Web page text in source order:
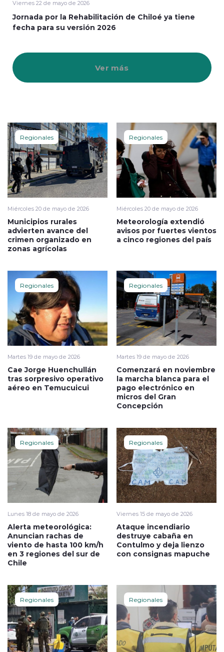
Viernes 22 de mayo de 2026
Jornada por la Rehabilitación de Chiloé ya tiene
fecha para su versión 2026
Ver más
Regionales
Miércoles 20 de mayo de 2026
Municipios rurales
advierten avance del
crimen organizado en
zonas agrícolas
Regionales
Miércoles 20 de mayo de 2026
Meteorología extendió
avisos por fuertes vientos
a cinco regiones del país
Regionales
Martes 19 de mayo de 2026
Cae Jorge Huenchullán
tras sorpresivo operativo
aéreo en Temucuicui
Regionales
Martes 19 de mayo de 2026
Comenzará en noviembre
la marcha blanca para el
pago electrónico en
micros del Gran
Concepción
Regionales
Lunes 18 de mayo de 2026
Alerta meteorológica:
Anuncian rachas de
viento de hasta 100 km/h
en 3 regiones del sur de
Chile
Regionales
Viernes 15 de mayo de 2026
Ataque incendiario
destruye cabaña en
Contulmo y deja lienzo
con consignas mapuche
Regionales Regionales